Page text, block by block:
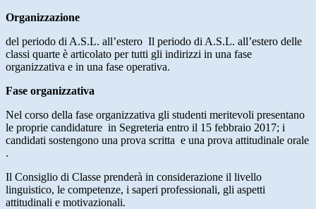
Organizzazione
del periodo di A.S.L. all’estero Il periodo di A.S.L. all’estero delle
classi quarte è articolato per tutti gli indirizzi in una fase
organizzativa e in una fase operativa.
Fase organizzativa
Nel corso della fase organizzativa gli studenti meritevoli presentano
le proprie candidature in Segreteria entro il 15 febbraio 2017; i
candidati sostengono una prova scritta e una prova attitudinale orale
.
Il Consiglio di Classe prenderà in considerazione il livello
linguistico, le competenze, i saperi professionali, gli aspetti
attitudinali e motivazionali.